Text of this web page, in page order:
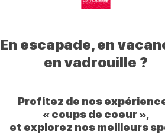
Jours
Lundi
Mercredi
Giffre
En escapade, en
en vadrouille ?
Profitez de nos
« coups de coeur »,
et explorez nos meilleurs